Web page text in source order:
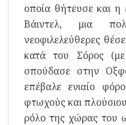
οποία θήτευσε και η
Βάιντελ, μια
νεοφιλελεύθερες
κατά του Σόρος
σπούδασε στην
επέβαλε ενιαίο
φτωχούς και
ρόλο της χώρας του